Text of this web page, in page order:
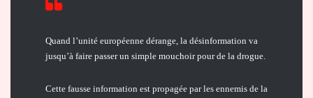
Quand l’unité européenne dérange, la désinformation va
jusqu’à faire passer un simple mouchoir pour de la drogue.
Cette fausse information est propagée par les ennemis de la